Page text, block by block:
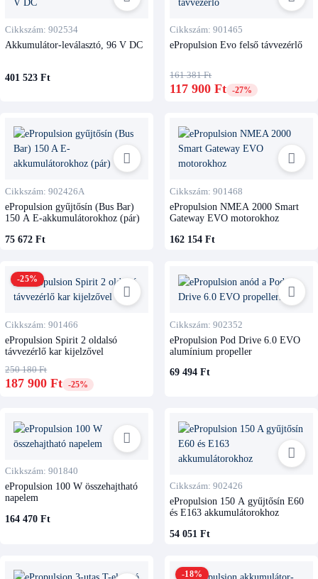
Cikkszám: 902534
Akkumulátor-leválasztó, 96 V DC
401 523 Ft
Cikkszám: 901465
ePropulsion Evo felső távvezérlő
161 381 Ft
117 900 Ft -27%
Cikkszám: 902426A
ePropulsion gyűjtősín (Bus Bar)
150 A E-akkumulátorokhoz (pár)
75 672 Ft
Cikkszám: 901468
ePropulsion NMEA 2000 Smart
Gateway EVO motorokhoz
162 154 Ft
-25%
Cikkszám: 901466
ePropulsion Spirit 2 oldalsó
távvezérlő kar kijelzővel
250 180 Ft
187 900 Ft -25%
Cikkszám: 902352
ePropulsion Pod Drive 6.0 EVO
alumínium propeller
69 494 Ft
Cikkszám: 901840
ePropulsion 100 W összehajtható
napelem
164 470 Ft
Cikkszám: 902426
ePropulsion 150 A gyűjtősín E60
és E163 akkumulátorokhoz
54 051 Ft
-18%